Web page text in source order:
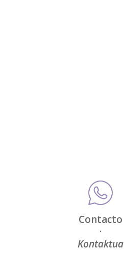
Contacto
·
Kontaktua